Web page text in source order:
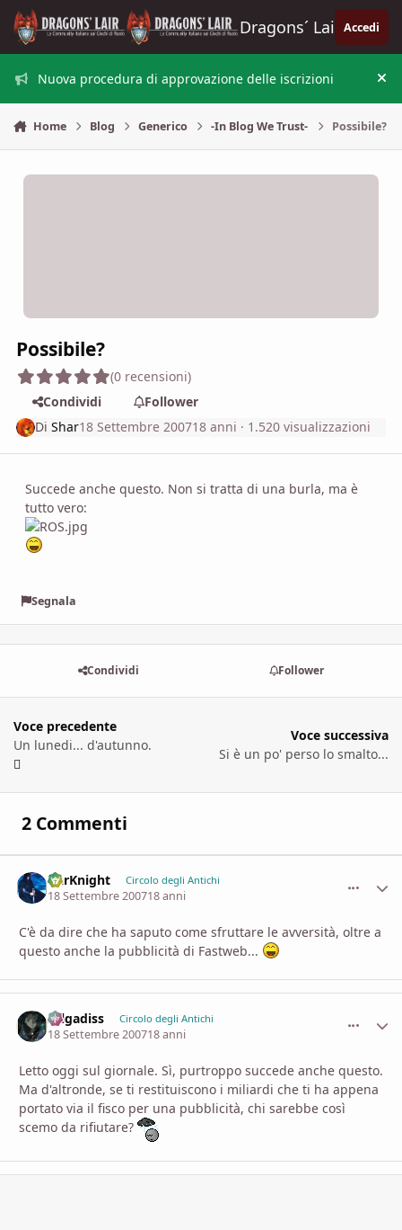
Vai al contenuto
Dragons´ Lair Accedi
Nuova procedura di approvazione delle iscrizioni
Home Blog Generico -In Blog We Trust- Possibile?
Possibile?
(0 recensioni)
Condividi
Follower
DiShar18 Settembre 200718 anni · 1.520 visualizzazioni
Succede anche questo. Non si tratta di una burla, ma è
tutto vero:
Segnala
Condividi Follower
Voce precedente
Un lunedi... d'autunno.
Voce successiva
Si è un po' perso lo smalto...
2 Commenti
DarKnight Circolo degli Antichi
18 Settembre 200718 anni
C'è da dire che ha saputo come sfruttare le avversità, oltre a
questo anche la pubblicità di Fastweb...
zelgadiss Circolo degli Antichi
18 Settembre 200718 anni
Letto oggi sul giornale. Sì, purtroppo succede anche questo.
Ma d'altronde, se ti restituiscono i miliardi che ti ha appena
portato via il fisco per una pubblicità, chi sarebbe così
scemo da rifiutare?